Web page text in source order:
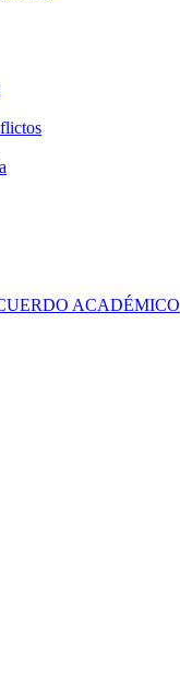
ACADÉMICO